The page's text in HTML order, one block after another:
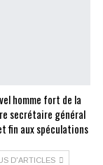
homme fort de la
secrétaire général
fin aux spéculations
D'ARTICLES